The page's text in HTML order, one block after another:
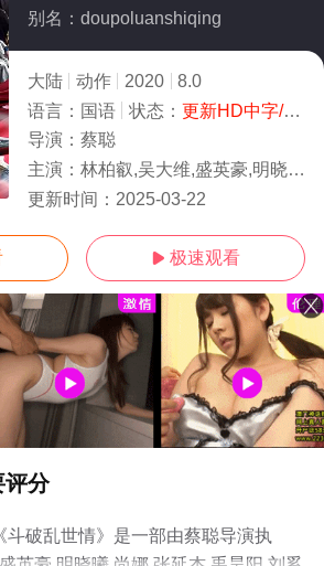
别名：doupoluanshiqing
大陆 动作 2020
8.0
语言： 国语 状态： 更新HD中字/高清
导演： 蔡聪
主演： 林柏叡,吴大维,盛英豪,明晓曦,尚娜,张延杰,禹昊阳,刘奚子,简宇熙,严凌云
更新时间： 2025-03-22
 极速观看
评分
斗破乱世情》是一部由蔡聪导演执